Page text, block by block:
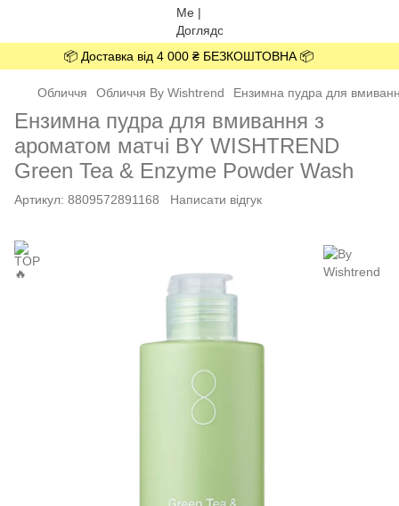
📦 Доставка від 4 000 ₴ БЕЗКОШТОВНА 📦
Обличчя Обличчя By Wishtrend Ензимна пудра для
Ензимна пудра для вмивання з
ароматом матчі BY WISHTREND
Green Tea & Enzyme Powder Wash
Артикул: 8809572891168 Написати відгук